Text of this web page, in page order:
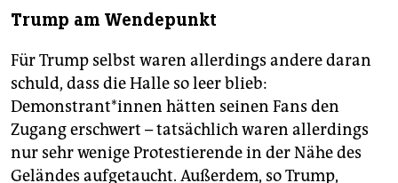
Trump am Wendepunkt
Für Trump selbst waren allerdings andere daran
schuld, dass die Halle so leer blieb:
Demonstrant*innen hätten seinen Fans den
Zugang erschwert – tatsächlich waren allerdings
nur sehr wenige Protestierende in der Nähe des
Geländes aufgetaucht. Außerdem, so Trump,